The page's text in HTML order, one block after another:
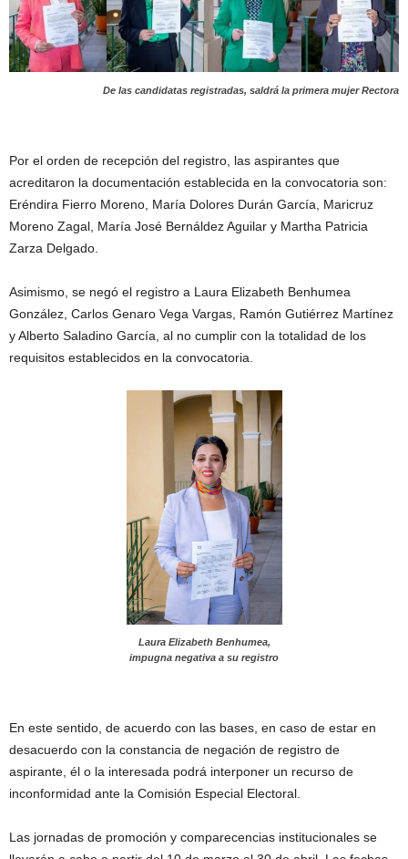
De las candidatas registradas, saldrá la primera mujer Rectora
Por el orden de recepción del registro, las aspirantes que
acreditaron la documentación establecida en la convocatoria son:
Eréndira Fierro Moreno, María Dolores Durán García, Maricruz
Moreno Zagal, María José Bernáldez Aguilar y Martha Patricia
Zarza Delgado.
Asimismo, se negó el registro a Laura Elizabeth Benhumea
González, Carlos Genaro Vega Vargas, Ramón Gutiérrez Martínez
y Alberto Saladino García, al no cumplir con la totalidad de los
requisitos establecidos en la convocatoria.
Laura Elizabeth Benhumea,
impugna negativa a su registro
En este sentido, de acuerdo con las bases, en caso de estar en
desacuerdo con la constancia de negación de registro de
aspirante, él o la interesada podrá interponer un recurso de
inconformidad ante la Comisión Especial Electoral.
Las jornadas de promoción y comparecencias institucionales se